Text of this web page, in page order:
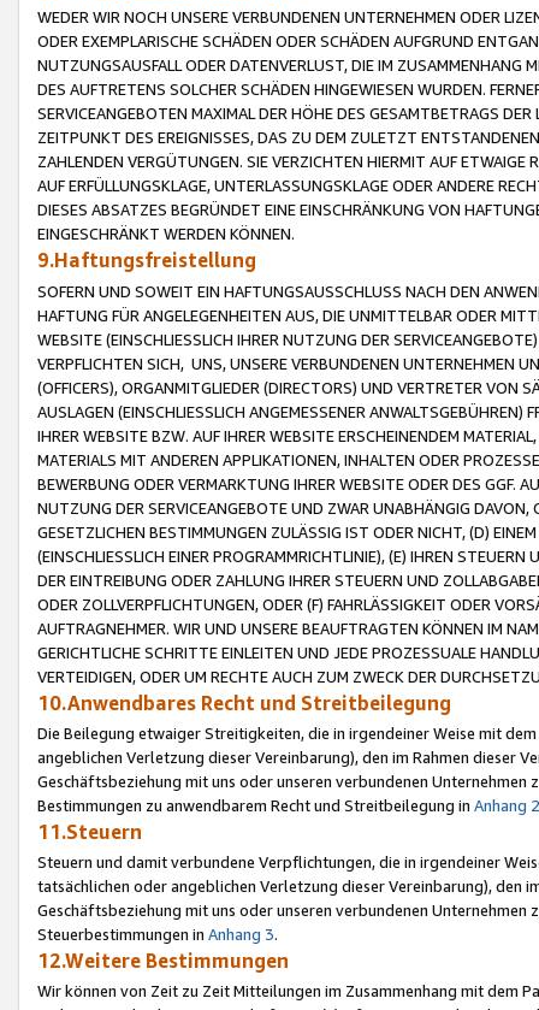
WEDER WIR NOCH UNSERE VERBUNDENEN UNTERNEHMEN ODER
ODER EXEMPLARISCHE SCHÄDEN ODER SCHÄDEN AUFGRUND
NUTZUNGSAUSFALL ODER DATENVERLUST, DIE IM ZUSAMMENHANG
DES AUFTRETENS SOLCHER SCHÄDEN HINGEWIESEN WURDEN.
SERVICEANGEBOTEN MAXIMAL DER HÖHE DES GESAMTBETRAGS
ZEITPUNKT DES EREIGNISSES, DAS ZU DEM ZULETZT
ZAHLENDEN VERGÜTUNGEN. SIE VERZICHTEN HIERMIT AUF
AUF ERFÜLLUNGSKLAGE, UNTERLASSUNGSKLAGE ODER ANDERE
DIESES ABSATZES BEGRÜNDET EINE EINSCHRÄNKUNG VON
EINGESCHRÄNKT WERDEN KÖNNEN.
9.Haftungsfreistellung
SOFERN UND SOWEIT EIN HAFTUNGSAUSSCHLUSS NACH DEN
HAFTUNG FÜR ANGELEGENHEITEN AUS, DIE UNMITTELBAR ODER
WEBSITE (EINSCHLIESSLICH IHRER NUTZUNG DER
VERPFLICHTEN SICH, UNS, UNSERE VERBUNDENEN UNTERNEHMEN
(OFFICERS), ORGANMITGLIEDER (DIRECTORS) UND VERTRETER VON
AUSLAGEN (EINSCHLIESSLICH ANGEMESSENER
IHRER WEBSITE BZW. AUF IHRER WEBSITE ERSCHEINENDEM
MATERIALS MIT ANDEREN APPLIKATIONEN, INHALTEN ODER
BEWERBUNG ODER VERMARKTUNG IHRER WEBSITE ODER DES GGF.
NUTZUNG DER SERVICEANGEBOTE UND ZWAR UNABHÄNGIG
GESETZLICHEN BESTIMMUNGEN ZULÄSSIG IST ODER NICHT, (D)
(EINSCHLIESSLICH EINER PROGRAMMRICHTLINIE), (E) IHREN
DER EINTREIBUNG ODER ZAHLUNG IHRER STEUERN UND
ODER ZOLLVERPFLICHTUNGEN, ODER (F) FAHRLÄSSIGKEIT ODER
AUFTRAGNEHMER. WIR UND UNSERE BEAUFTRAGTEN KÖNNEN IM
GERICHTLICHE SCHRITTE EINLEITEN UND JEDE PROZESSUALE
VERTEIDIGEN, ODER UM RECHTE AUCH ZUM ZWECK DER
10.Anwendbares Recht und Streitbeilegung
Die Beilegung etwaiger Streitigkeiten, die in irgendeiner Weise mit
angeblichen Verletzung dieser Vereinbarung), den im Rahmen dieser
Geschäftsbeziehung mit uns oder unseren verbundenen
Bestimmungen zu anwendbarem Recht und Streitbeilegung in Anhang 2
11.Steuern
Steuern und damit verbundene Verpflichtungen, die in irgendeiner
tatsächlichen oder angeblichen Verletzung dieser Vereinbarung), den
Geschäftsbeziehung mit uns oder unseren verbundenen
Steuerbestimmungen in Anhang 3.
12.Weitere Bestimmungen
Wir können von Zeit zu Zeit Mitteilungen im Zusammenhang mit dem